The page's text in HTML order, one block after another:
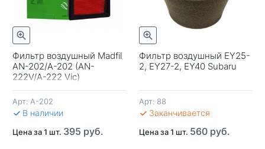
Фильтр воздушный Madfil
AN-202/A-202 (AN-
222V/A-222 Vic)
Арт: A-202
В наличии
Цена за 1 шт. 395 руб.
Фильтр воздушный EY25-
2, EY27-2, EY40 Subaru
Арт: 88
Заканчивается
Цена за 1 шт. 560 руб.
+
КОРЗИНУ В КОРЗИНУ